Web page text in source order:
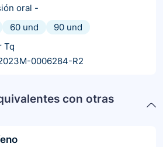
oral -
60 und
90 und
Tq
0006284-R2
con otras